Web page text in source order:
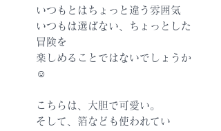
いつもとはちょっと違う雰囲気
いつもは選ばない、ちょっとした
冒険を
楽しめることではないでしょうか
☺️
こちらは、大胆で可愛い。
そして、箔なども使われてい